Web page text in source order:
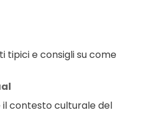
tipici e consigli su come
il contesto culturale del